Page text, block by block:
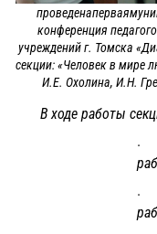
конференция
учреждений г. Томска
секции: «Человек в мире
И.Е. Охолина, И.Н.
В ходе работы
·
·